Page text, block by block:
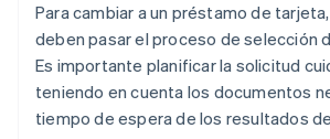
Para cambiar a un préstamo de
deben pasar el proceso de selección
Es importante planificar la solicitud
teniendo en cuenta los documentos
tiempo de espera de los resultados